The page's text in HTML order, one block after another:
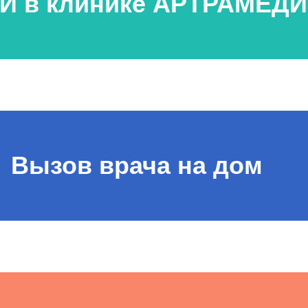
Вызов врача на дом